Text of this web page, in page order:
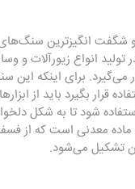
و شگفت انگیزترین
تولید انواع زیورآلات و
می‌گیرد. برای اینکه
قرار بگیرد باید از
شود تا به شکل
معدنی است که از
تشکیل می‌شود.‌